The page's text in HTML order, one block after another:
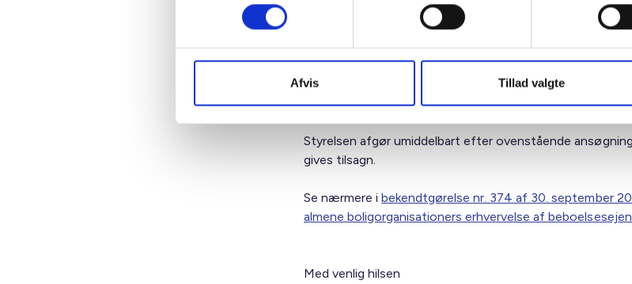
Afvis Tillad valgte
15. februar, 15. april, 15. juni, 15. september eller 15.
Ansøgning skal ske via et elektroniske
Bolig- og Planstyrelsens hjemmeside.
Ansøgningsperiode vil også fremgå af styrelsens
Styrelsen afgør umiddelbart efter ovenstående
gives tilsagn.
Se nærmere ibekendtgørelse nr. 374 af 30. september
almene boligorganisationers erhvervelse af
Med venlig hilsen